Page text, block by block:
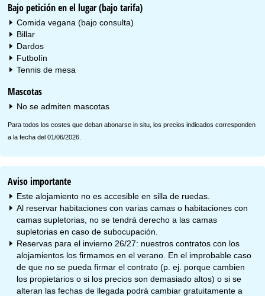
Bajo petición en el lugar (bajo tarifa)
Comida vegana (bajo consulta)
Billar
Dardos
Futbolín
Tennis de mesa
Mascotas
No se admiten mascotas
Para todos los costes que deban abonarse in situ, los precios indicados corresponden
a la fecha del 01/06/2026.
Aviso importante
Este alojamiento no es accesible en silla de ruedas.
Al reservar habitaciones con varias camas o habitaciones con
camas supletorias, no se tendrá derecho a las camas
supletorias en caso de subocupación.
Reservas para el invierno 26/27: nuestros contratos con los
alojamientos los firmamos en el verano. En el improbable caso
de que no se pueda firmar el contrato (p. ej. porque cambien
los propietarios o si los precios son demasiado altos) o si se
alteran las fechas de llegada podrá cambiar gratuitamente a